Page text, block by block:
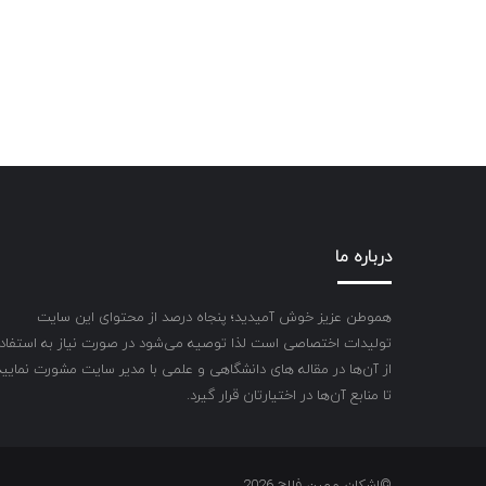
درباره ما
هموطن عزیز خوش آمیدید؛ پنجاه درصد از محتوای این سایت
تولیدات اختصاصی است لذا توصیه می‌شود در صورت نیاز به
از آن‌ها در مقاله های دانشگاهی و علمی با مدیر سایت مشورت
تا منابع آن‌ها در اختیارتان قرار گیرد.